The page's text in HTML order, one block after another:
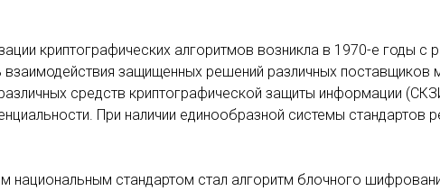
криптографических алгоритмов возникла в 1970-е годы с
защищенных решений различных
средств криптографической защиты информации
При наличии единообразной системы стандартов
национальным стандартом стал алгоритм блочного